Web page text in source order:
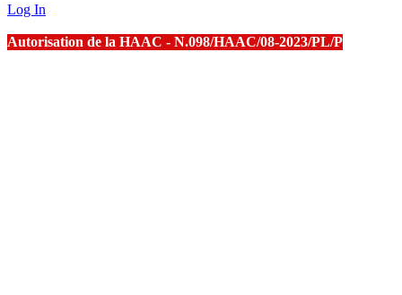
Log In
Autorisation de la HAAC - N.098/HAAC/08-2023/PL/P